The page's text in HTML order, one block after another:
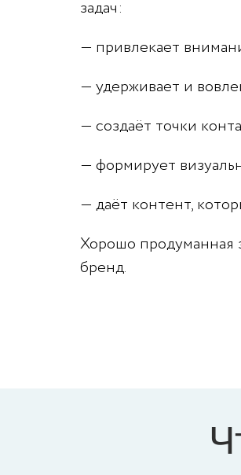
задач:
— привлекает
— удерживает и
— создаёт точки
— формирует
— даёт контент,
Хорошо продуманная
бренд.